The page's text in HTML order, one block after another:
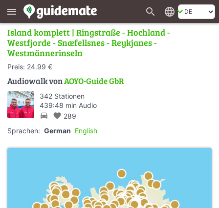
menu search
language
Island komplett | Ringstraße - Hochland -
Westfjorde - Snæfellsnes - Reykjanes -
Westmännerinseln
Preis: 24.99 €
Audiowalk vonAOYO-Guide GbR
342 Stationen
439:48 min Audio
directions_car favorite 289
Sprachen: German English